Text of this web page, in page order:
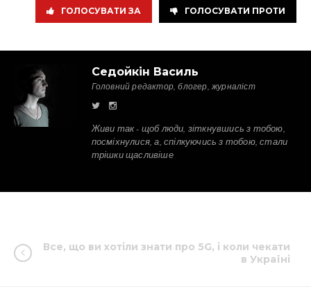
ГОЛОСУВАТИ ЗА ГОЛОСУВАТИ ПРОТИ
Седойкін Василь
Головний редактор, блогер, журналіст
Живи так - щоб люди, зіткнувшись з тобою,
посміхнулися, а, спілкуючись з тобою, стали
трішки щасливіше
Все, що ви хотіли знати про 5G, і коли чекати
в Україні